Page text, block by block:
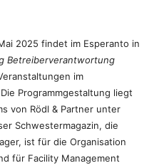
2025 findet im Esperanto in
Betreiberverantwortung
im
Programmgestaltung liegt
von Rödl & Partner unter
Schwestermagazin, die
ist für die Organisation
für Facility Management